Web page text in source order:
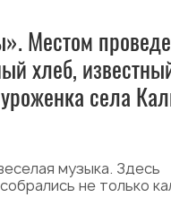
Местом
хлеб,
села
музыка. Здесь
не только